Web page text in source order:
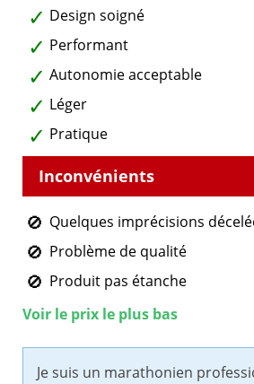
Design soigné
Performant
Autonomie acceptable
Léger
Pratique
Quelques imprécisions
Problème de qualité
Produit pas étanche
Voir le prix le plus bas
Je suis un marathonien